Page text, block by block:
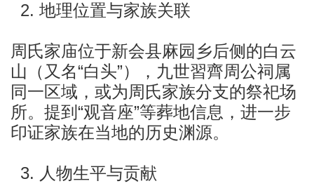
2. 地理位置与家族关联
周氏家庙位于新会县麻园乡后侧的白云
山（又名“白头”），九世習齊周公祠属
同一区域，或为周氏家族分支的祭祀场
所。提到“观音座”等葬地信息，进一步
印证家族在当地的历史渊源。
3. 人物生平与贡献